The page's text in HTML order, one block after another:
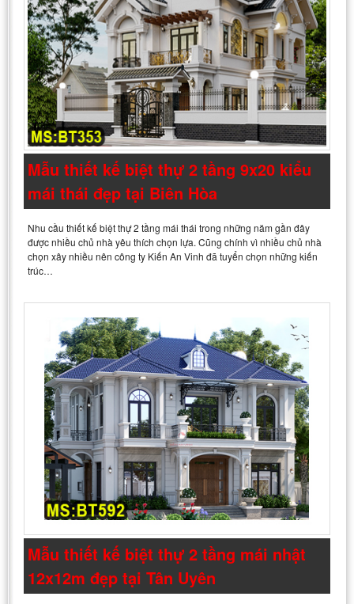
Mẫu thiết kế biệt thự 2 tầng 9x20 kiểu
mái thái đẹp tại Biên Hòa
Nhu cầu thiết kế biệt thự 2 tầng mái thái trong những năm gần đây
được nhiều chủ nhà yêu thích chọn lựa. Cũng chính vì nhiều chủ nhà
chọn xây nhiều nên công ty Kiến An Vinh đã tuyển chọn những kiến
trúc…
Mẫu thiết kế biệt thự 2 tầng mái nhật
12x12m đẹp tại Tân Uyên